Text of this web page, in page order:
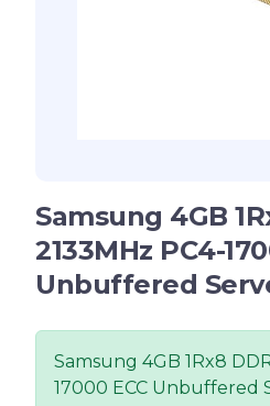
Samsung 4GB
2133MHz PC4-
Unbuffered
Samsung 4GB 1Rx8
17000 ECC Unbuffered